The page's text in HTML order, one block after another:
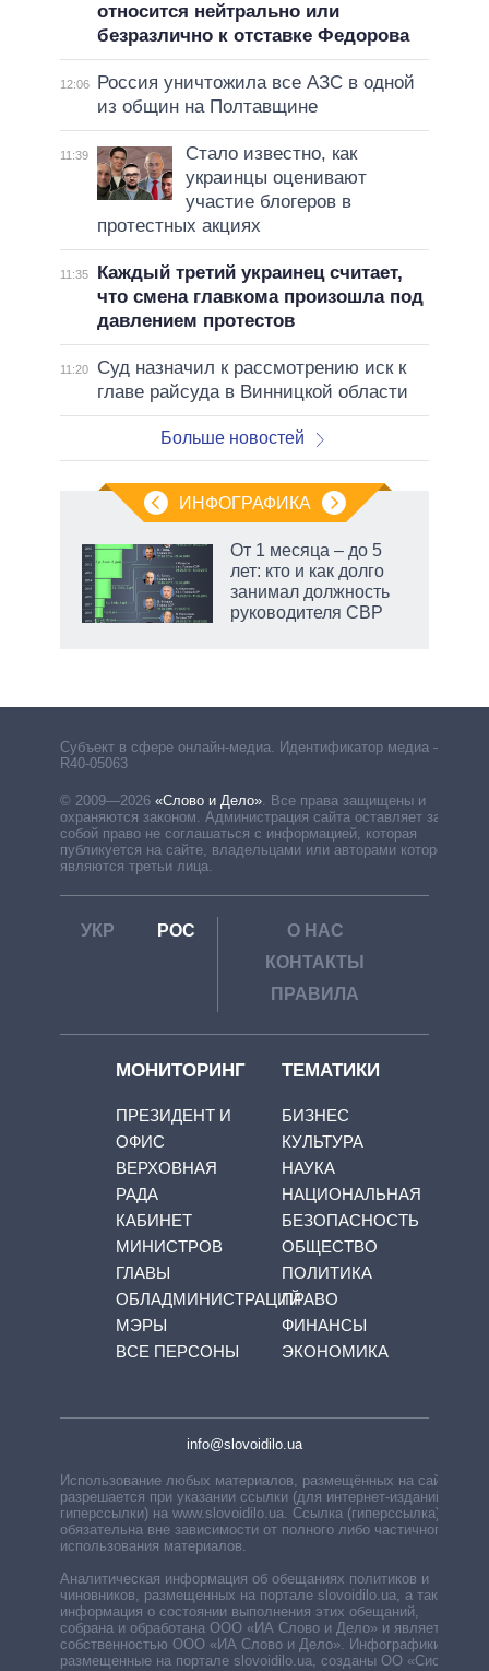
относится нейтрально или
безразлично к отставке Федорова
12:06
Россия уничтожила все АЗС в одной
из общин на Полтавщине
11:39
Стало известно, как
украинцы оценивают
участие блогеров в
протестных акциях
11:35
Каждый третий украинец считает,
что смена главкома произошла под
давлением протестов
11:20
Суд назначил к рассмотрению иск к
главе райсуда в Винницкой области
Больше новостей
ИНФОГРАФИКА
От 1 месяца – до 5
лет: кто и как долго
занимал должность
руководителя СВР
Субъект в сфере онлайн-медиа. Идентификатор медиа –
R40-05063
© 2009—2026 «Слово и Дело». Все права защищены и
охраняются законом. Администрация сайта оставляет за
собой право не соглашаться с информацией, которая
публикуется на сайте, владельцами или авторами которой
являются третьи лица.
УКР РОС
О НАС
КОНТАКТЫ
ПРАВИЛА
МОНИТОРИНГ
ПРЕЗИДЕНТ И
ОФИС
ВЕРХОВНАЯ
РАДА
КАБИНЕТ
МИНИСТРОВ
ГЛАВЫ
ОБЛАДМИНИСТРАЦИЙ
МЭРЫ
ВСЕ ПЕРСОНЫ
ТЕМАТИКИ
БИЗНЕС
КУЛЬТУРА
НАУКА
НАЦИОНАЛЬНАЯ
БЕЗОПАСНОСТЬ
ОБЩЕСТВО
ПОЛИТИКА
ПРАВО
ФИНАНСЫ
ЭКОНОМИКА
info@slovoidilo.ua
Использование любых материалов, размещённых на сайте,
разрешается при указании ссылки (для интернет-изданий —
гиперссылки) на www.slovoidilo.ua. Ссылка (гиперссылка)
обязательна вне зависимости от полного либо частичного
использования материалов.
Аналитическая информация об обещаниях политиков и
чиновников, размещенных на портале slovoidilo.ua, а также
информация о состоянии выполнения этих обещаний,
собрана и обработана ООО «ИА Слово и Дело» и является
собственностью ООО «ИА Слово и Дело». Инфографики,
размещенные на портале slovoidilo.ua, созданы ОО «Система